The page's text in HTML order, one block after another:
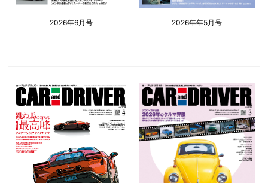
2026年6月号 2026年年5月号